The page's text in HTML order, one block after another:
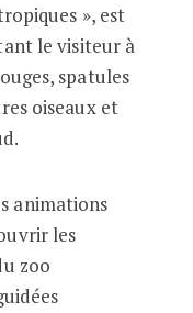
», est
le visiteur à
spatules
oiseaux et
animations
les
zoo